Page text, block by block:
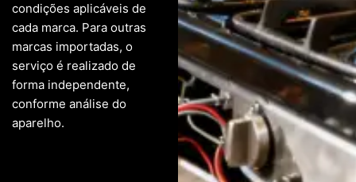
condições aplicáveis de
cada marca. Para outras
marcas importadas, o
serviço é realizado de
forma independente,
conforme análise do
aparelho.